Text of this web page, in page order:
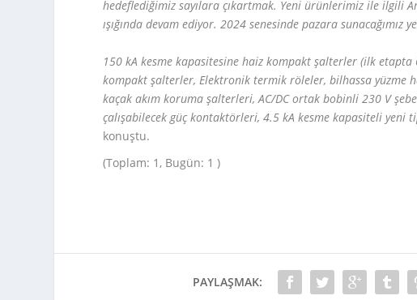
hedeflediğimiz sayılara çıkartmak. Yeni ürünlerimiz ile ilgili
ışığında devam ediyor. 2024 senesinde pazara
150 kA kesme kapasitesine haiz kompakt şalterler (ilk
kompakt şalterler, Elektronik termik röleler, bilhassa yüzme
kaçak akım koruma şalterleri, AC/DC ortak bobinli 230 V
çalışabilecek güç kontaktörleri, 4.5 kA kesme kapasiteli
konuştu.
(Toplam: 1, Bugün: 1 )
PAYLAŞMAK: